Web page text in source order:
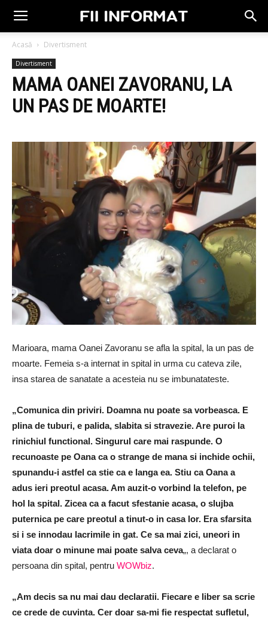
Acasă Divertisment
Divertisment
MAMA OANEI ZAVORANU, LA
UN PAS DE MOARTE!
Marioara, mama Oanei Zavoranu se afla la spital, la un pas de
moarte. Femeia s-a internat in spital in urma cu cateva zile,
insa starea de sanatate a acesteia nu se imbunatateste.
„Comunica din priviri. Doamna nu poate sa vorbeasca. E
plina de tuburi, e palida, slabita si stravezie. Are puroi la
rinichiul functional. Singurul care mai raspunde. O
recunoaste pe Oana ca o strange de mana si inchide ochii,
spunandu-i astfel ca stie ca e langa ea. Stiu ca Oana a
adus ieri preotul acasa. Am auzit-o vorbind la telefon, pe
hol la spital. Zicea ca a facut sfestanie acasa, o slujba
puternica pe care preotul a tinut-o in casa lor. Era sfarsita
si i se innodau lacrimile in gat. Ce sa mai zici, uneori in
viata doar o minune mai poate salva ceva„, a declarat o
persoana din spital, pentru WOWbiz.
„Am decis sa nu mai dau declaratii. Fiecare e liber sa scrie
ce crede de cuvinta. Cer doar sa-mi fie respectat sufletul,